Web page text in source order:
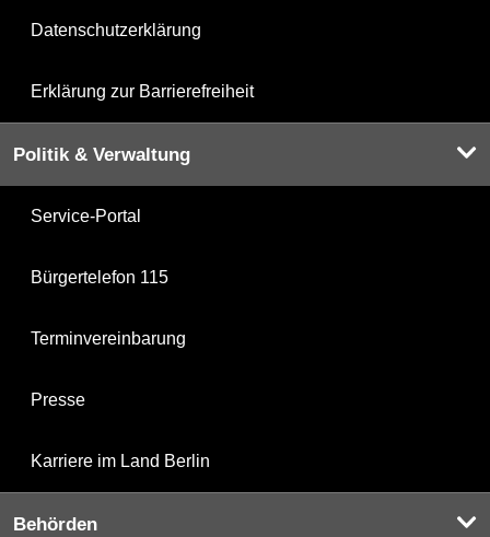
Datenschutzerklärung
Erklärung zur Barrierefreiheit
Politik & Verwaltung
Service-Portal
Bürgertelefon 115
Terminvereinbarung
Presse
Karriere im Land Berlin
Behörden